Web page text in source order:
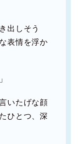
出しそう
表情を浮か
いたげな顔
ひとつ、深